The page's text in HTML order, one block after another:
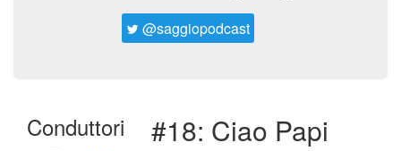
@saggiopodcast
Conduttori #18: Ciao Papi